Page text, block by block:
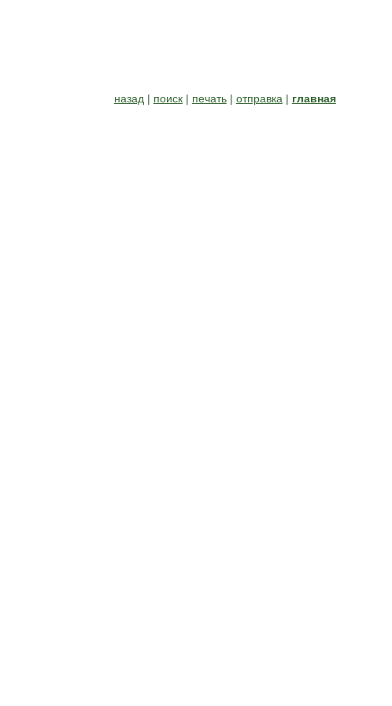
назад | поиск| печать| отправка | главная